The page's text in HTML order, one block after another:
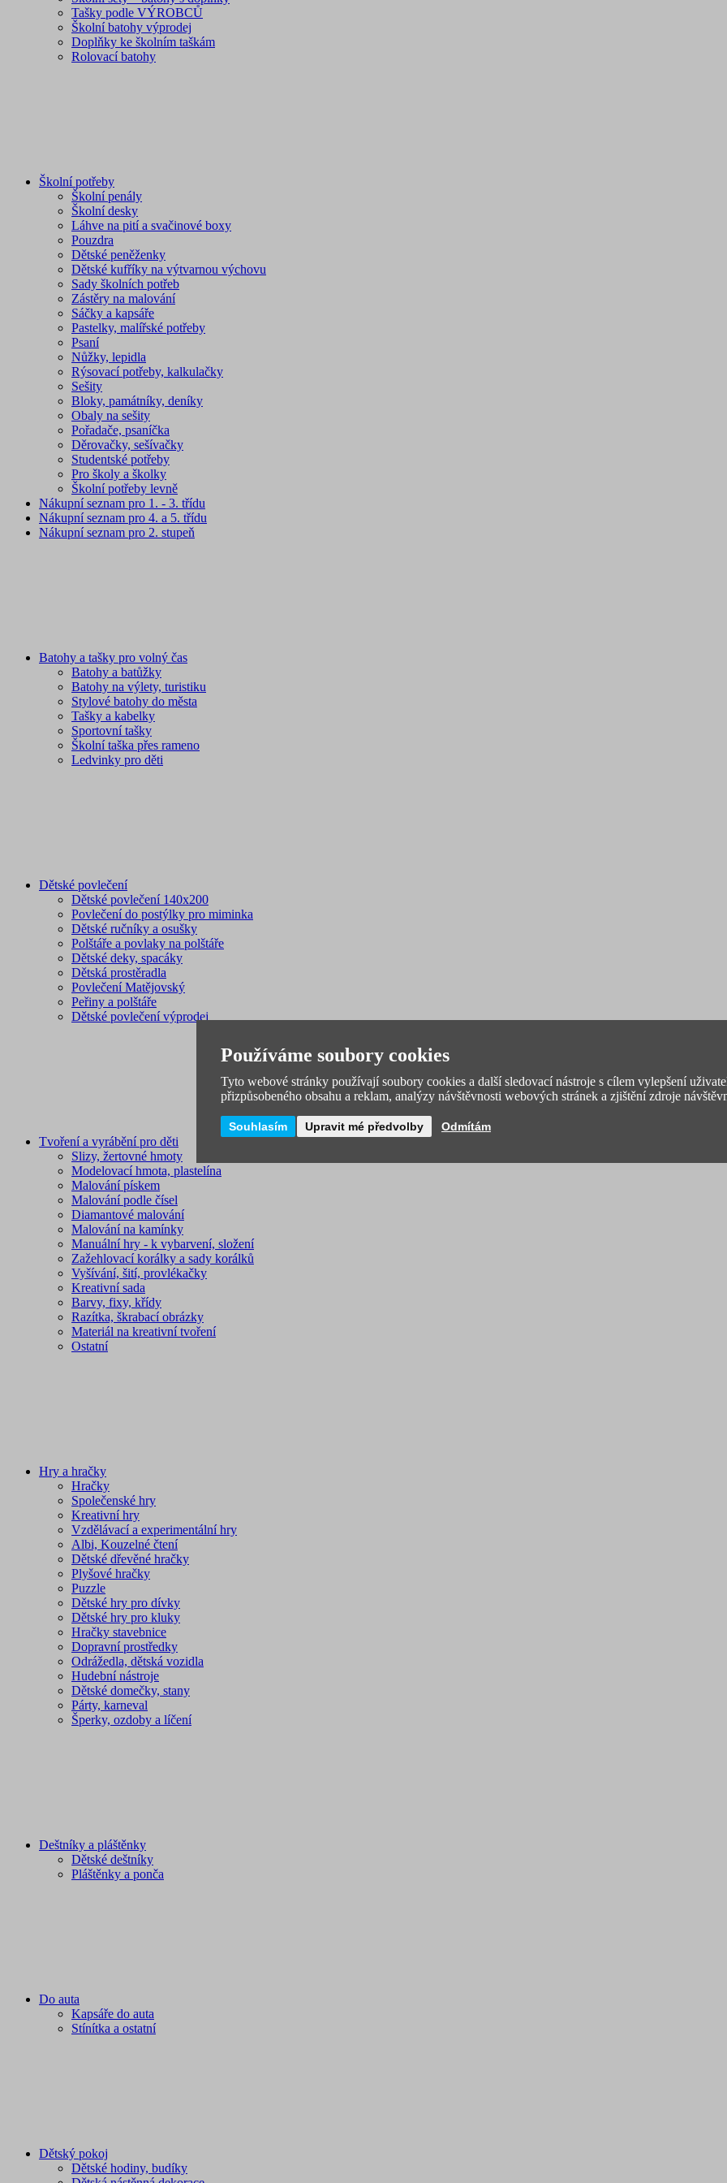
Tašky podle VÝROBCŮ
Školní batohy výprodej
Doplňky ke školním taškám
Rolovací batohy
Školní potřeby
Školní penály
Školní desky
Láhve na pití a svačinové boxy
Pouzdra
Dětské peněženky
Dětské kufříky na výtvarnou výchovu
Sady školních potřeb
Zástěry na malování
Sáčky a kapsáře
Pastelky, malířské potřeby
Psaní
Nůžky, lepidla
Rýsovací potřeby, kalkulačky
Sešity
Bloky, památníky, deníky
Obaly na sešity
Pořadače, psaníčka
Děrovačky, sešívačky
Studentské potřeby
Pro školy a školky
Školní potřeby levně
Nákupní seznam pro 1. - 3. třídu
Nákupní seznam pro 4. a 5. třídu
Nákupní seznam pro 2. stupeň
Batohy a tašky pro volný čas
Batohy a batůžky
Batohy na výlety, turistiku
Stylové batohy do města
Tašky a kabelky
Sportovní tašky
Školní taška přes rameno
Ledvinky pro děti
Dětské povlečení
Dětské povlečení 140x200
Povlečení do postýlky pro miminka
Dětské ručníky a osušky
Polštáře a povlaky na polštáře
Dětské deky, spacáky
Dětská prostěradla
Povlečení Matějovský
Peřiny a polštáře
Dětské povlečení výprodej
Tvoření a vyrábění pro děti
Slizy, žertovné hmoty
Modelovací hmota, plastelína
Malování pískem
Malování podle čísel
Diamantové malování
Malování na kamínky
Manuální hry - k vybarvení, složení
Zažehlovací korálky a sady korálků
Vyšívání, šití, provlékačky
Kreativní sada
Barvy, fixy, křídy
Razítka, škrabací obrázky
Materiál na kreativní tvoření
Ostatní
Hry a hračky
Hračky
Společenské hry
Kreativní hry
Vzdělávací a experimentální hry
Albi, Kouzelné čtení
Dětské dřevěné hračky
Plyšové hračky
Puzzle
Dětské hry pro dívky
Dětské hry pro kluky
Hračky stavebnice
Dopravní prostředky
Odrážedla, dětská vozidla
Hudební nástroje
Dětské domečky, stany
Párty, karneval
Šperky, ozdoby a líčení
Deštníky a pláštěnky
Dětské deštníky
Pláštěnky a ponča
Do auta
Kapsáře do auta
Stínítka a ostatní
Dětský pokoj
Dětské hodiny, budíky
Používáme soubory cookies
Tyto webové stránky používají soubory cookies a další sledovací nástroje s cílem vylepšení
přizpůsobeného obsahu a reklam, analýzy návštěvnosti webových stránek a zjištění zdroje
Souhlasím Upravit mé předvolby Odmítám